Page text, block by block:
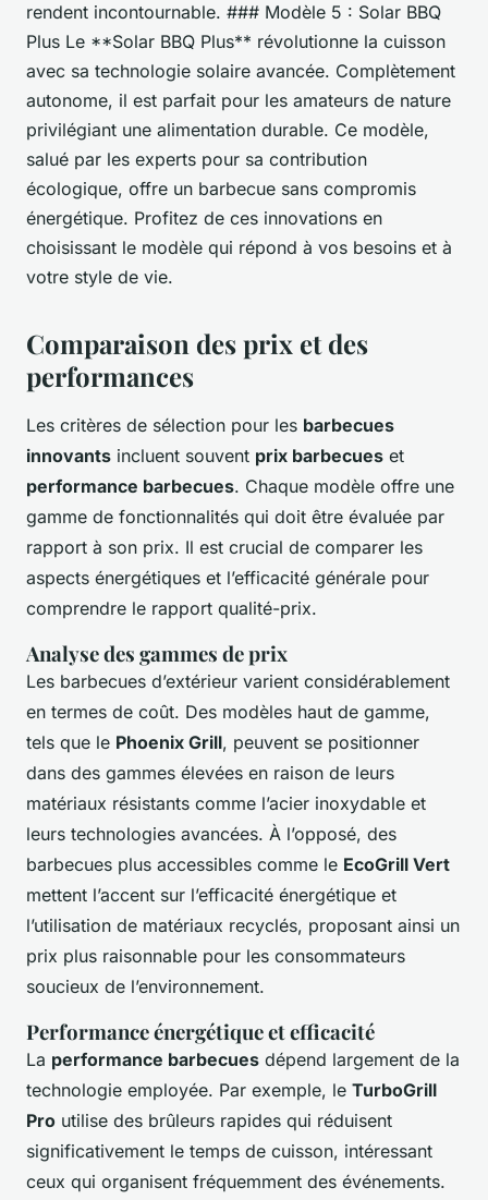
rendent incontournable. ### Modèle 5 : Solar BBQ
Plus Le **Solar BBQ Plus** révolutionne la cuisson
avec sa technologie solaire avancée. Complètement
autonome, il est parfait pour les amateurs de nature
privilégiant une alimentation durable. Ce modèle,
salué par les experts pour sa contribution
écologique, offre un barbecue sans compromis
énergétique. Profitez de ces innovations en
choisissant le modèle qui répond à vos besoins et à
votre style de vie.
Comparaison des prix et des
performances
Les critères de sélection pour les barbecues
innovants incluent souvent prix barbecues et
performance barbecues. Chaque modèle offre une
gamme de fonctionnalités qui doit être évaluée par
rapport à son prix. Il est crucial de comparer les
aspects énergétiques et l’efficacité générale pour
comprendre le rapport qualité-prix.
Analyse des gammes de prix
Les barbecues d’extérieur varient considérablement
en termes de coût. Des modèles haut de gamme,
tels que le Phoenix Grill, peuvent se positionner
dans des gammes élevées en raison de leurs
matériaux résistants comme l’acier inoxydable et
leurs technologies avancées. À l’opposé, des
barbecues plus accessibles comme le EcoGrill Vert
mettent l’accent sur l’efficacité énergétique et
l’utilisation de matériaux recyclés, proposant ainsi un
prix plus raisonnable pour les consommateurs
soucieux de l’environnement.
Performance énergétique et efficacité
La performance barbecues dépend largement de la
technologie employée. Par exemple, le TurboGrill
Pro utilise des brûleurs rapides qui réduisent
significativement le temps de cuisson, intéressant
ceux qui organisent fréquemment des événements.